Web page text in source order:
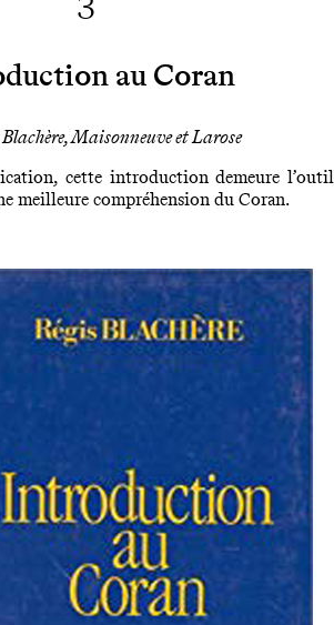
au Coran
Maisonneuve et Larose
cette introduction demeure l’outil
meilleure compréhension du Coran.